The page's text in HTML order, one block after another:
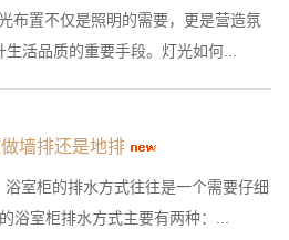
布置不仅是照明的需要，更是营造氛
活品质的重要手段。灯光如何...
墙排还是地排
室柜的排水方式往往是一个需要仔细
浴室柜排水方式主要有两种：...